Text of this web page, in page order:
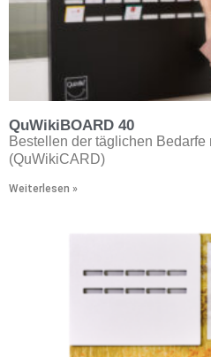
QuWikiBOARD 40
Bestellen der täglichen Bedarfe
(QuWikiCARD)
Weiterlesen »